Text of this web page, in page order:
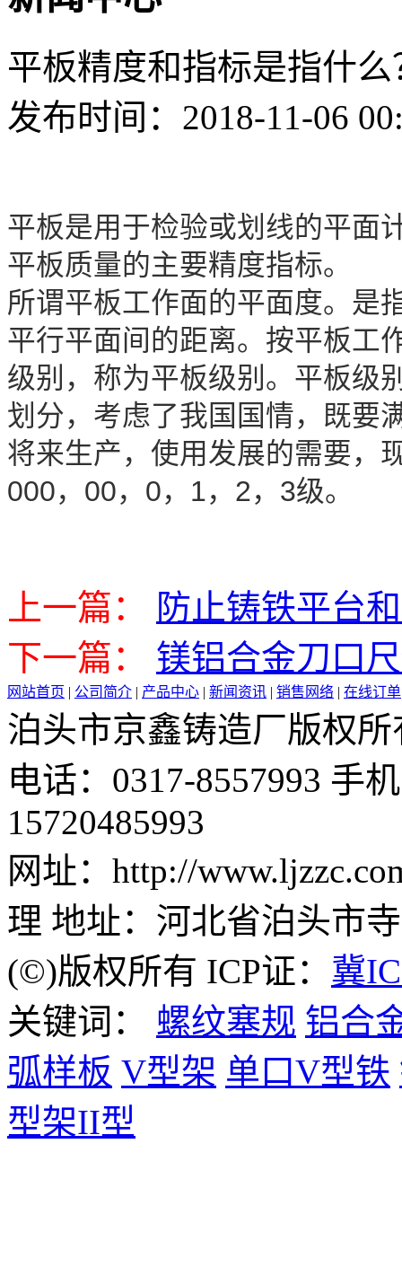
平板精度和指标是指什么
发布时间：2018-11-06
平板是用于检验或划线的平面
平板质量的主要精度指标。
所谓平板工作面的平面度。是
平行平面间的距离。按平板工
级别，称为平板级别。平板级
划分，考虑了我国国情，既要
将来生产，使用发展的需要，
000，00，0，1，2，3级。
上一篇：
防止铸铁平台
下一篇：
镁铝合金刀口
网站首页 | 公司简介 | 产品中心 | 新闻资讯 | 销售网络 | 在线订单
泊头市京鑫铸造厂版权所
电话：0317-8557993 手
15720485993
网址：http://
理 地址：河北省泊头市
(©)版权所有 ICP证： 冀
关键词： 螺纹塞规 铝合
弧样板 V型架 单口V型铁
型架II型